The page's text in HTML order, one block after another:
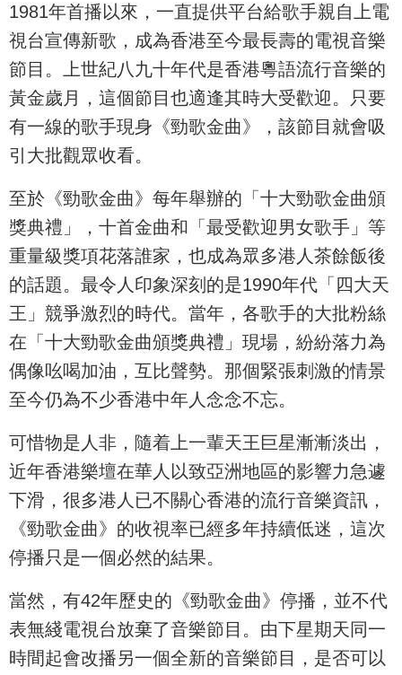
1981年首播以來，一直提供平台給歌手親自上電
視台宣傳新歌，成為香港至今最長壽的電視音樂
節目。上世紀八九十年代是香港粵語流行音樂的
黃金歲月，這個節目也適逢其時大受歡迎。只要
有一線的歌手現身《勁歌金曲》，該節目就會吸
引大批觀眾收看。
至於《勁歌金曲》每年舉辦的「十大勁歌金曲頒
獎典禮」，十首金曲和「最受歡迎男女歌手」等
重量級獎項花落誰家，也成為眾多港人茶餘飯後
的話題。最令人印象深刻的是1990年代「四大天
王」競爭激烈的時代。當年，各歌手的大批粉絲
在「十大勁歌金曲頒獎典禮」現場，紛紛落力為
偶像吆喝加油，互比聲勢。那個緊張刺激的情景
至今仍為不少香港中年人念念不忘。
可惜物是人非，隨着上一輩天王巨星漸漸淡出，
近年香港樂壇在華人以致亞洲地區的影響力急遽
下滑，很多港人已不關心香港的流行音樂資訊，
《勁歌金曲》的收視率已經多年持續低迷，這次
停播只是一個必然的結果。
當然，有42年歷史的《勁歌金曲》停播，並不代
表無綫電視台放棄了音樂節目。由下星期天同一
時間起會改播另一個全新的音樂節目，是否可以